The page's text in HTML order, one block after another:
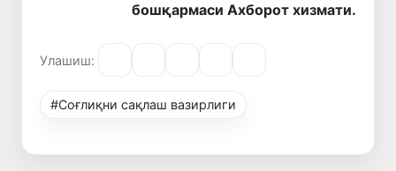
бошқармаси Ахборот хизмати.
Улашиш:
#Соғлиқни сақлаш вазирлиги